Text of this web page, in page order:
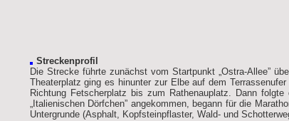
Streckenprofil
Die Strecke führte zunächst vom Startpunkt „Ostra-Allee”
Theaterplatz ging es hinunter zur Elbe auf dem
Richtung Fetscherplatz bis zum Rathenauplatz. Dann
„Italienischen Dörfchen” angekommen, begann für die
Untergrunde (Asphalt, Kopfsteinpflaster, Wald- und